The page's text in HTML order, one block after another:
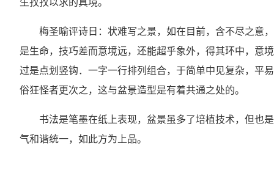
生孜孜以求的真境。
梅圣喻评诗日：状难写之景，如在目前，含不尽之意
是生命，技巧差而意境远，还能超乎象外，得其环中，意
过是点划竖钩．一字一行排列组合，于简单中见复杂，平
俗狂怪者更次之，这与盆景造型是有着共通之处的。
书法是笔墨在纸上表现，盆景虽多了培植技术，但也
气和谐统一，如此方为上品。